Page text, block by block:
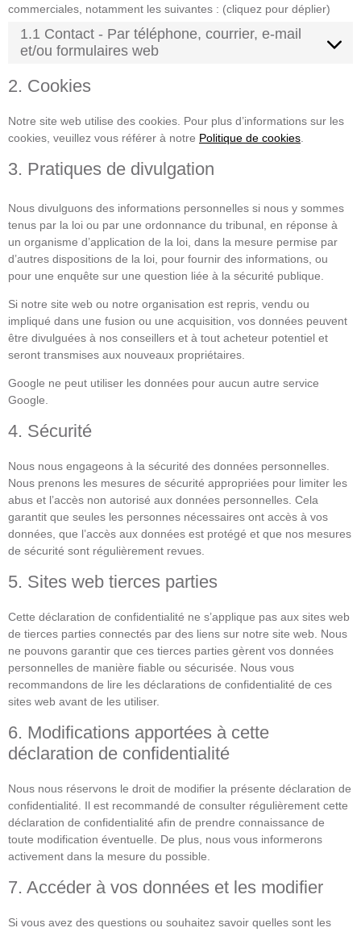
commerciales, notamment les suivantes : (cliquez pour déplier)
1.1 Contact - Par téléphone, courrier, e-mail
et/ou formulaires web
2. Cookies
Notre site web utilise des cookies. Pour plus d’informations sur les
cookies, veuillez vous référer à notre Politique de cookies
3. Pratiques de divulgation
Nous divulguons des informations personnelles si nous y sommes
tenus par la loi ou par une ordonnance du tribunal, en réponse à
un organisme d’application de la loi, dans la mesure permise par
d’autres dispositions de la loi, pour fournir des informations, ou
pour une enquête sur une question liée à la sécurité publique.
Si notre site web ou notre organisation est repris, vendu ou
impliqué dans une fusion ou une acquisition, vos données peuvent
être divulguées à nos conseillers et à tout acheteur potentiel et
seront transmises aux nouveaux propriétaires.
Google ne peut utiliser les données pour aucun autre service
Google.
4. Sécurité
Nous nous engageons à la sécurité des données personnelles.
Nous prenons les mesures de sécurité appropriées pour limiter les
abus et l’accès non autorisé aux données personnelles. Cela
garantit que seules les personnes nécessaires ont accès à vos
données, que l’accès aux données est protégé et que nos mesures
de sécurité sont régulièrement revues.
5. Sites web tierces parties
Cette déclaration de confidentialité ne s’applique pas aux sites web
de tierces parties connectés par des liens sur notre site web. Nous
ne pouvons garantir que ces tierces parties gèrent vos données
personnelles de manière fiable ou sécurisée. Nous vous
recommandons de lire les déclarations de confidentialité de ces
sites web avant de les utiliser.
6. Modifications apportées à cette
déclaration de confidentialité
Nous nous réservons le droit de modifier la présente déclaration de
confidentialité. Il est recommandé de consulter régulièrement cette
déclaration de confidentialité afin de prendre connaissance de
toute modification éventuelle. De plus, nous vous informerons
activement dans la mesure du possible.
7. Accéder à vos données et les modifier
Si vous avez des questions ou souhaitez savoir quelles sont les